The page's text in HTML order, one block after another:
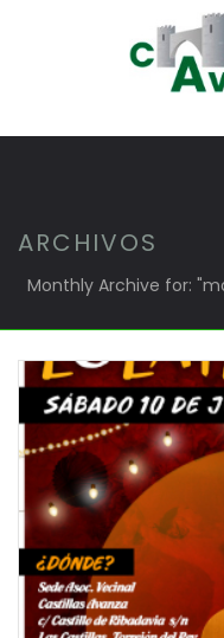
ARCHIVOS
Monthly Archive for: